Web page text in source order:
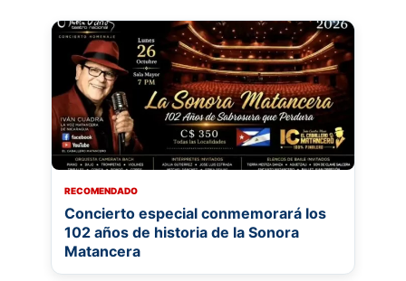
RECOMENDADO
Concierto especial conmemorará los
102 años de historia de la Sonora
Matancera